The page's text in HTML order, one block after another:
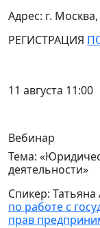
Адрес: г.
РЕГИСТРАЦИЯ
11 августа 11:00
Вебинар
Тема:
деятельности»
Спикер:
по работе с
прав